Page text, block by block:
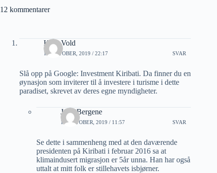
12 kommentarer
Knut Vold
13 OKTOBER, 2019 / 22:17 SVAR
Slå opp på Google: Investment Kiribati. Da finner du en
øynasjon som inviterer til å investere i turisme i dette
paradiset, skrevet av deres egne myndigheter.
Jarle Bergene
14 OKTOBER, 2019 / 11:57 SVAR
Se dette i sammenheng med at den daværende
presidenten på Kiribati i februar 2016 sa at
klimaindusert migrasjon er 5år unna. Han har også
uttalt at mitt folk er stillehavets isbjørner.